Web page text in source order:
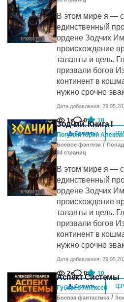
В этом мире я —
единственный
ордене Зодчих
происхождение
таланты и цель.
призвали богов
континент в
нужно срочно
Дата добавления:
1к 0 10
Скачать
Зодчий. Книга I
Погуляй Юрий
Боевое фэнтези /
84 cтраниц
В этом мире я —
единственный
ордене Зодчих
происхождение
таланты и цель.
призвали богов
континент в
нужно срочно
Дата добавления:
2к 0 10
Скачать
Аспект Системы
Губарев Алексей
Боевая фантастика /